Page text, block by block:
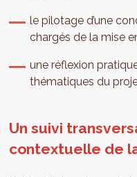
le pilotage d’une
chargés de la mise
une réflexion
thématiques du
Un suivi
contextuelle de